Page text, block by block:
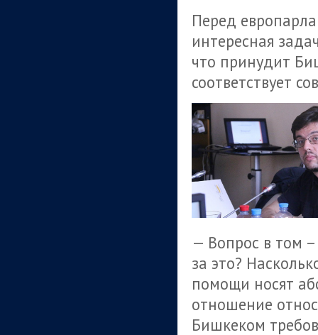
Перед
интересная
что принудит
соответствует
— Вопрос в том
за это?
помощи носят
отношение
Бишкеком